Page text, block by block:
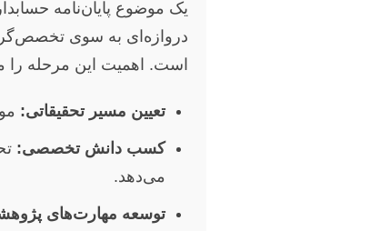
یک موضوع پایان‌نامه
دروازه‌ای به سوی
است. اهمیت این مرحله را
تعیین مسیر تحقیقاتی:
کسب دانش تخصصی:
می‌دهد.
توسعه مهارت‌های